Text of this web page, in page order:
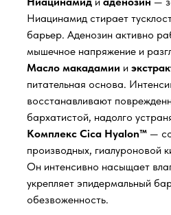
Ниацинамид стирает
барьер. Аденозин активно
мышечное напряжение и
Масло макадамии и
питательная основа.
восстанавливают
бархатистой, надолго
Комплекс Cica Hyalon™ —
производных, гиалуроновой
Он интенсивно насыщает
укрепляет эпидермальный
обезвоженность.